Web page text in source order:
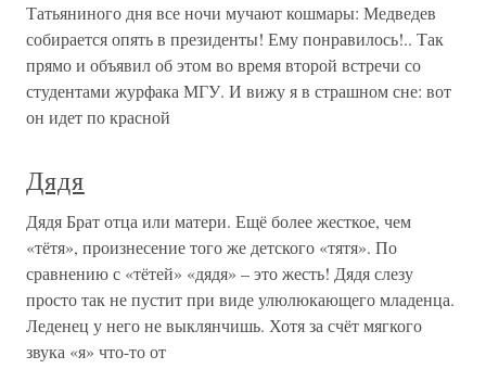
Татьяниного дня все ночи мучают кошмары: Медведев
собирается опять в президенты! Ему понравилось!.. Так
прямо и объявил об этом во время второй встречи со
студентами журфака МГУ. И вижу я в страшном сне: вот
он идет по красной
Дядя
Дядя Брат отца или матери. Ещё более жесткое, чем
«тётя», произнесение того же детского «тятя». По
сравнению с «тётей» «дядя» – это жесть! Дядя слезу
просто так не пустит при виде улюлюкающего младенца.
Леденец у него не выклянчишь. Хотя за счёт мягкого
звука «я» что-то от